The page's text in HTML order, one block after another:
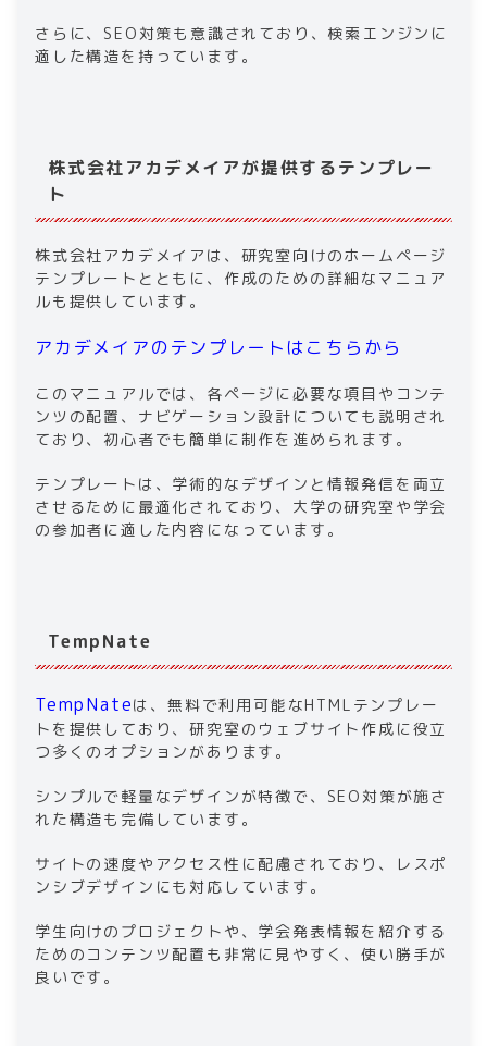
さらに、SEO対策も意識されており、検索エンジンに
適した構造を持っています。
株式会社アカデメイアが提供するテンプレー
ト
株式会社アカデメイアは、研究室向けのホームページ
テンプレートとともに、作成のための詳細なマニュア
ルも提供しています。
アカデメイアのテンプレートはこちらから
このマニュアルでは、各ページに必要な項目やコンテ
ンツの配置、ナビゲーション設計についても説明され
ており、初心者でも簡単に制作を進められます。
テンプレートは、学術的なデザインと情報発信を両立
させるために最適化されており、大学の研究室や学会
の参加者に適した内容になっています。
TempNate
TempNateは、無料で利用可能なHTMLテンプレー
トを提供しており、研究室のウェブサイト作成に役立
つ多くのオプションがあります。
シンプルで軽量なデザインが特徴で、SEO対策が施さ
れた構造も完備しています。
サイトの速度やアクセス性に配慮されており、レスポ
ンシブデザインにも対応しています。
学生向けのプロジェクトや、学会発表情報を紹介する
ためのコンテンツ配置も非常に見やすく、使い勝手が
良いです。